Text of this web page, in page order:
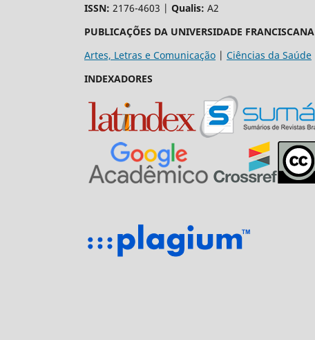
ISSN: 2176-4603 | Qualis: A2
PUBLICAÇÕES DA UNIVERSIDADE FRANCISCANA
Artes, Letras e Comunicação | Ciências da Saúde
INDEXADORES